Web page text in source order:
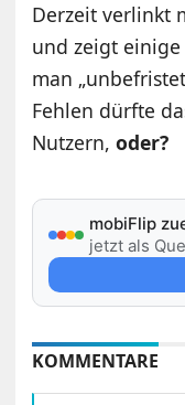
Derzeit verlinkt
und zeigt einige
man
Fehlen dürfte
Nutzern,oder?
mobiFlip
jetzt als
KOMMENTARE